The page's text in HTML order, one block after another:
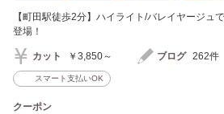
【町田駅徒歩2分】ハイライト/バレイヤージュ
登場！
カット ￥3,850～ ブログ 262件
スマート支払いOK
クーポン